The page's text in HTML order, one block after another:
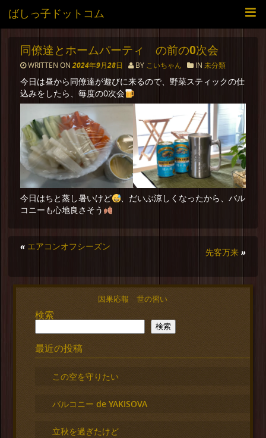
ばしっ子ドットコム
同僚達とホームパーティ の前の0次会
WRITTEN ON 2024年9月28日 BY こいちゃん IN 未分類
今日は昼から同僚達が遊びに来るので、野菜スティックの仕
込みをしたら、毎度の0次会
今日はちと蒸し暑いけど
、だいぶ涼しくなったから、バル
コニーも心地良さそう
« エアコンオフシーズン
先客万来 »
因果応報 世の習い
検索
検索
最近の投稿
この空を守りたい
バルコニー de YAKISOVA
立秋を過ぎたけど